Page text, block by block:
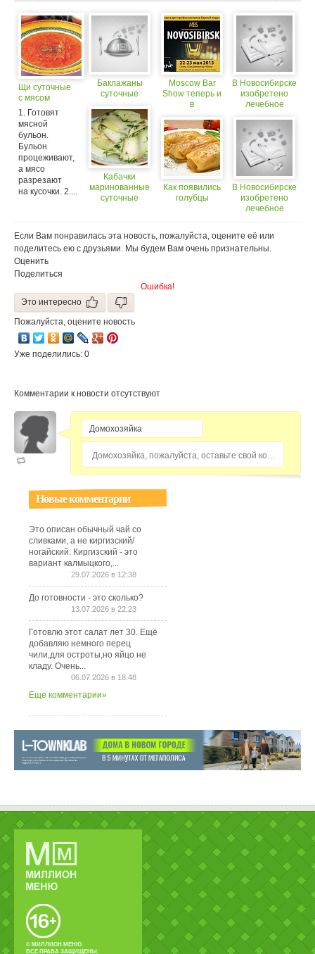
Щи суточные
с мясом
1. Готовят
мясной
бульон.
Бульон
процеживают,
а мясо
разрезают
на кусочки. 2....
Баклажаны
суточные
Кабачки
маринованные
суточные
Moscow Bar
Show теперь и
в
Как появились
голубцы
В Новосибирске
изобретено
лечебное
В Новосибирске
изобретено
лечебное
Если Вам понравилась эта новость, пожалуйста, оцените её или
поделитесь ею с друзьями. Мы будем Вам очень признательны.
Оценить
Поделиться
Ошибка!
Это интересно
Пожалуйста, оцените новость
Уже поделились: 0
Комментарии к новости отсутствуют
Домохозяйка, пожалуйста, оставьте свой комментарий...
Новые комментарии
Это описан обычный чай со
сливками, а не киргизский/
ногайский. Киргизский - это
вариант калмыцкого,...
29.07.2026 в 12:38
До готовности - это сколько?
13.07.2026 в 22:23
Готовлю этот салат лет 30. Ещё
добавляю немного перец
чили,для остроты,но яйцо не
кладу. Очень...
06.07.2026 в 18:48
Еще комментарии»
© МИЛЛИОН МЕНЮ.
ВСЕ ПРАВА ЗАЩИЩЕНЫ.